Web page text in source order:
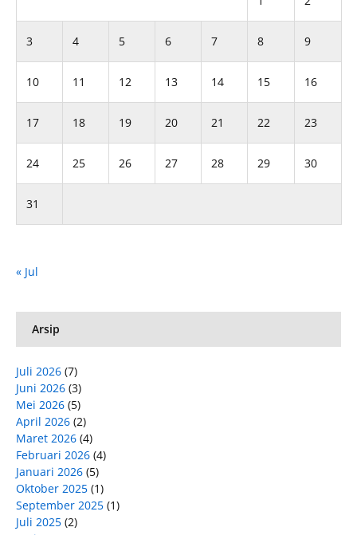
3 4 5 6 7 8 9
10 11 12 13 14 15 16
17 18 19 20 21 22 23
24 25 26 27 28 29 30
31
« Jul
Arsip
Juli 2026 (7)
Juni 2026 (3)
Mei 2026 (5)
April 2026 (2)
Maret 2026 (4)
Februari 2026 (4)
Januari 2026 (5)
Oktober 2025 (1)
September 2025 (1)
Juli 2025 (2)